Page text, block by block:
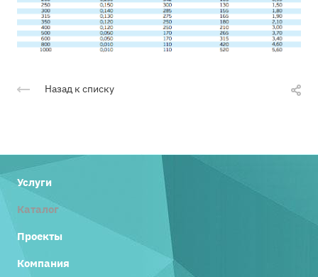
Назад к списку
Услуги
Каталог
Проекты
Компания